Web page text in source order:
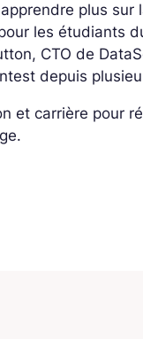
plus sur
les étudiants
CTO de
depuis
et carrière pour